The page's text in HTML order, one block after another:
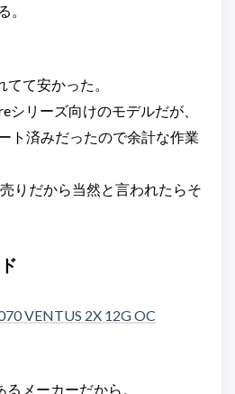
。
て安かった。
シリーズ向けのモデルだが、
ト済みだったので余計な作業
りだから当然と言われたらそ
VENTUS 2X 12G OC
メーカーだから。